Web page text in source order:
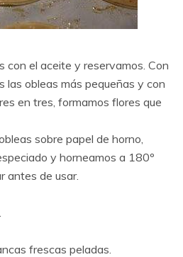
con el aceite y reservamos. Con
las obleas más pequeñas y con
en tres, formamos flores que
sobre papel de horno,
y horneamos a 180º
antes de usar.
frescas peladas.